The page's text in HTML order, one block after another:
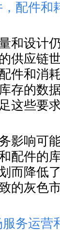
配件和
和设计
供应链
件和消
存的数
这些要
影响可
配件的
而降低
的灰色
务运营